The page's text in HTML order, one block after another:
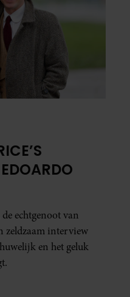
echtgenoot van
zeldzaam interview
en het geluk